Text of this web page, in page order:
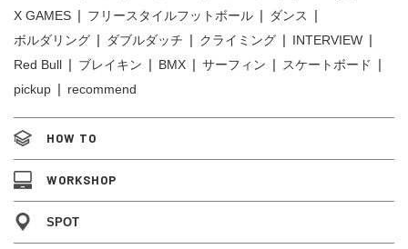
X GAMES
フリースタイルフットボール
ダンス
ボルダリング
ダブルダッチ クライミング
INTERVIEW
Red Bull
ブレイキン BMX サーフィン
スケートボード
pickup
recommend
HOW TO
WORKSHOP
SPOT